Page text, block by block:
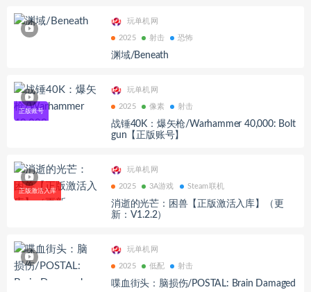
玩单机网
2025 射击 恐怖
渊域/Beneath
玩单机网
2025 像素 射击
战锤40K：爆矢枪/Warhammer 40,000: Bolt
gun【正版账号】
玩单机网
2025 3A游戏 Steam联机
消逝的光芒：困兽【正版激活入库】（更
新：V1.2.2）
玩单机网
2025 低配 射击
喋血街头：脑损伤/POSTAL: Brain Damaged